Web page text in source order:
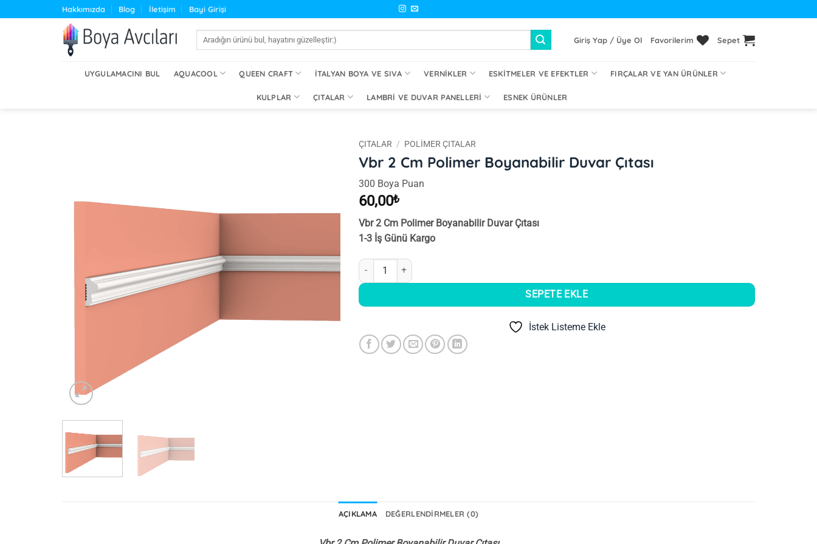
atla
Hakkımızda Blog İletişim Bayi Girişi
Giriş Yap / Üye Ol Favorilerim Sepet
UYGULAMACINI BUL AQUACOOL QUEEN CRAFT İTALYAN BOYA VE SIVA VERNIKLER ESKITMELER VE EFEKTLER FIRÇALAR VE YAN ÜRÜNLER
KULPLAR ÇITALAR LAMBRI VE DUVAR PANELLERI ESNEK ÜRÜNLER
ÇITALAR / POLIMER ÇITALAR
Vbr 2 Cm Polimer Boyanabilir Duvar Çıtası
300 Boya Puan
60,00₺
Vbr 2 Cm Polimer Boyanabilir Duvar Çıtası
1-3 İş Günü Kargo
Vbr 2 Cm Polimer Boyanabilir Duvar Çıtası adet
SEPETE EKLE
İstek Listeme Ekle
AÇIKLAMA DEĞERLENDIRMELER (0)